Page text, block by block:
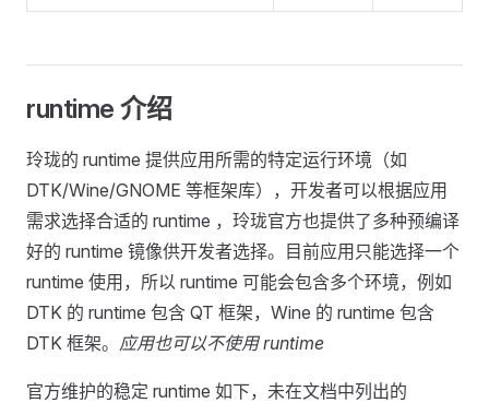
runtime 介绍
玲珑的 runtime 提供应用所需的特定运行环境（如
DTK/Wine/GNOME 等框架库），开发者可以根据应用
需求选择合适的 runtime ，玲珑官方也提供了多种预编译
好的 runtime 镜像供开发者选择。目前应用只能选择一个
runtime 使用，所以 runtime 可能会包含多个环境，例如
DTK 的 runtime 包含 QT 框架，Wine 的 runtime 包含
DTK 框架。 应用也可以不使用 runtime
官方维护的稳定 runtime 如下，未在文档中列出的